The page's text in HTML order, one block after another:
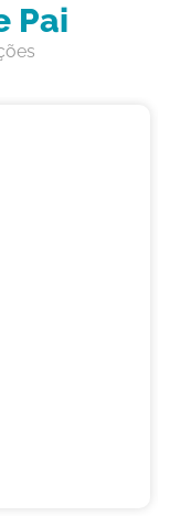
Pai